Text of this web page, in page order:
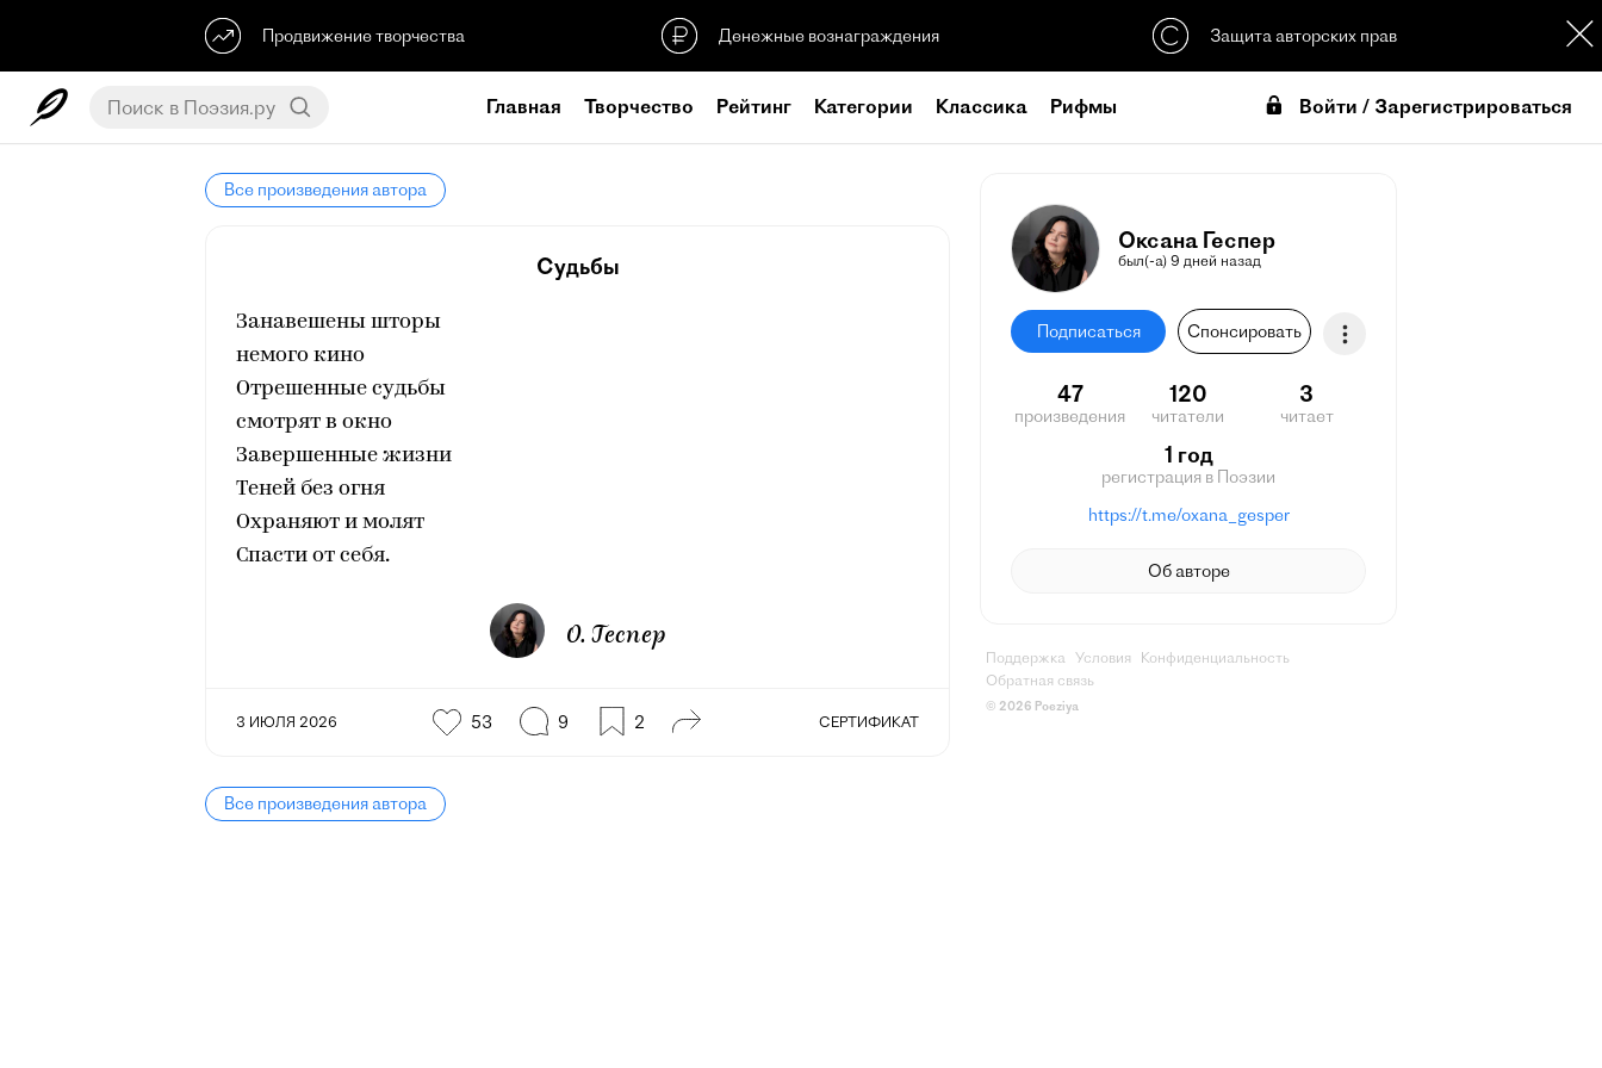
Продвижение творчества Денежные вознаграждения Защита авторских прав
Главная Творчество Рейтинг Категории Классика Рифмы Войти / Зарегистрироваться
Все произведения автора
Судьбы
Занавешены шторы
немого кино
Отрешенные судьбы
смотрят в окно
Завершенные жизни
Теней без огня
Охраняют и молят
Спасти от себя.
О. Геспер
3 ИЮЛЯ 2026 53 9 2 СЕРТИФИКАТ
Все произведения автора
Оксана Геспер
был(-а) 9 дней назад
Подписаться Спонсировать
47
произведения
120
читатели
3
читает
1 год
регистрация в Поэзии
https://t.me/oxana_gesper
Об авторе
Поддержка Условия
Конфиденциальность
Обратная связь
© 2026 Poeziya